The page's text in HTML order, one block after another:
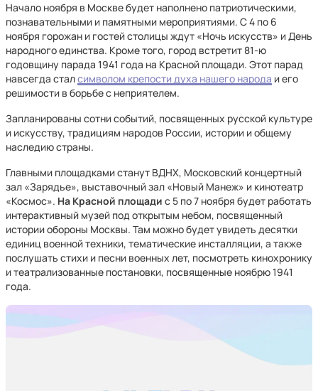
Начало ноября в Москве будет наполнено патриотическими,
познавательными и памятными мероприятиями. С 4 по 6
ноября горожан и гостей столицы ждут «Ночь искусств» и День
народного единства. Кроме того, город встретит 81-ю
годовщину парада 1941 года на Красной площади. Этот парад
навсегда сталсимволом крепости духа нашего народа и его
решимости в борьбе с неприятелем.
Запланированы сотни событий, посвященных русской культуре
и искусству, традициям народов России, истории и общему
наследию страны.
Главными площадками станут ВДНХ, Московский концертный
зал «Зарядье», выставочный зал «Новый Манеж» и кинотеатр
«Космос». На Красной площади с 5 по 7 ноября будет работать
интерактивный музей под открытым небом, посвященный
истории обороны Москвы. Там можно будет увидеть десятки
единиц военной техники, тематические инсталляции, а также
послушать стихи и песни военных лет, посмотреть кинохронику
и театрализованные постановки, посвященные ноябрю 1941
года.